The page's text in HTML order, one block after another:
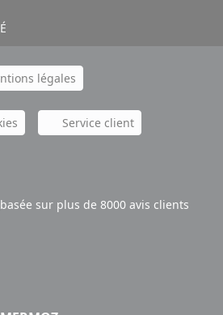
légales
Service client
sur plus de 8000 avis clients